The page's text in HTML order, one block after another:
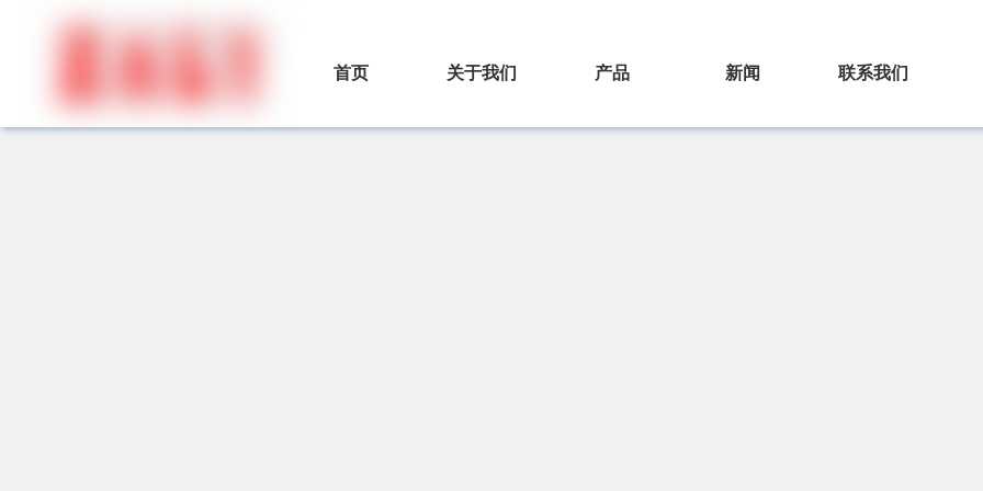
首页 关于我们 产品 新闻 联系我们